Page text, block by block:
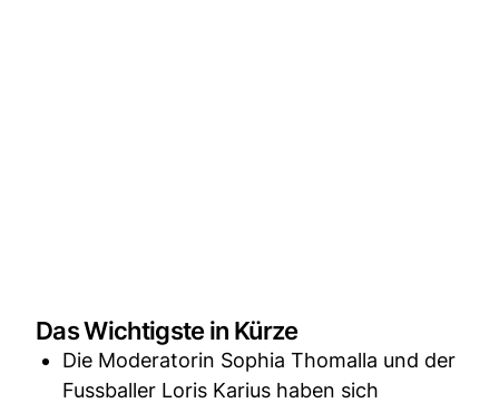
Das Wichtigste in Kürze
Die Moderatorin Sophia Thomalla und der
Fussballer Loris Karius haben sich